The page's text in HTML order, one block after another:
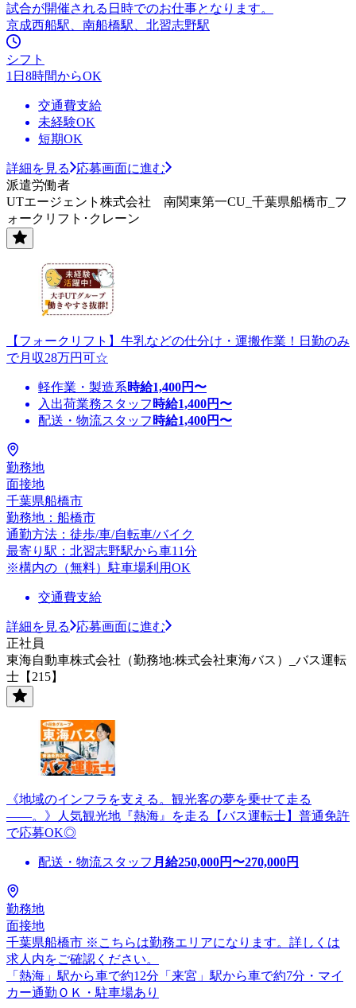
試合が開催される日時でのお仕事となります。
京成西船駅、南船橋駅、北習志野駅
シフト
1日8時間からOK
交通費支給
未経験OK
短期OK
詳細を見る
応募画面に進む
派遣労働者
UTエージェント株式会社 南関東第一CU_千葉県船橋市_フ
ォークリフト･クレーン
【フォークリフト】牛乳などの仕分け・運搬作業！日勤のみ
で月収28万円可☆
軽作業・製造系時給1,400円〜
入出荷業務スタッフ 時給1,400円〜
配送・物流スタッフ 時給1,400円〜
勤務地
面接地
千葉県船橋市
勤務地：船橋市
通勤方法：徒歩/車/自転車/バイク
最寄り駅：北習志野駅から車11分
※構内の（無料）駐車場利用OK
交通費支給
詳細を見る
応募画面に進む
正社員
東海自動車株式会社（勤務地:株式会社東海バス）_バス運転
士【215】
《地域のインフラを支える。観光客の夢を乗せて走る
――。》人気観光地『熱海』を走る【バス運転士】普通免許
で応募OK◎
配送・物流スタッフ 月給250,000円〜270,000円
勤務地
面接地
千葉県船橋市 ※こちらは勤務エリアになります。詳しくは
求人内をご確認ください。
「熱海」駅から車で約12分「来宮」駅から車で約7分・マイ
カー通勤ＯＫ・駐車場あり